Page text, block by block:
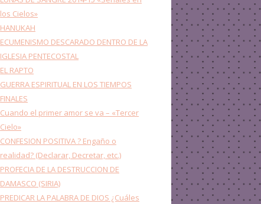
los Cielos»
HANUKAH
ECUMENISMO DESCARADO DENTRO DE LA
IGLESIA PENTECOSTAL
EL RAPTO
GUERRA ESPIRITUAL EN LOS TIEMPOS
FINALES
Cuando el primer amor se va – «Tercer
Cielo»
CONFESION POSITIVA ? Engaño o
realidad? (Declarar, Decretar, etc.)
PROFECIA DE LA DESTRUCCION DE
DAMASCO (SIRIA)
PREDICAR LA PALABRA DE DIOS ¿Cuáles